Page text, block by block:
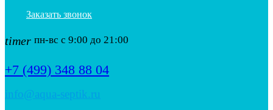
Заказать звонок
timer пн-вс с 9:00 до 21:00
+7 (499) 348 88 04
info@aqua-septik.ru